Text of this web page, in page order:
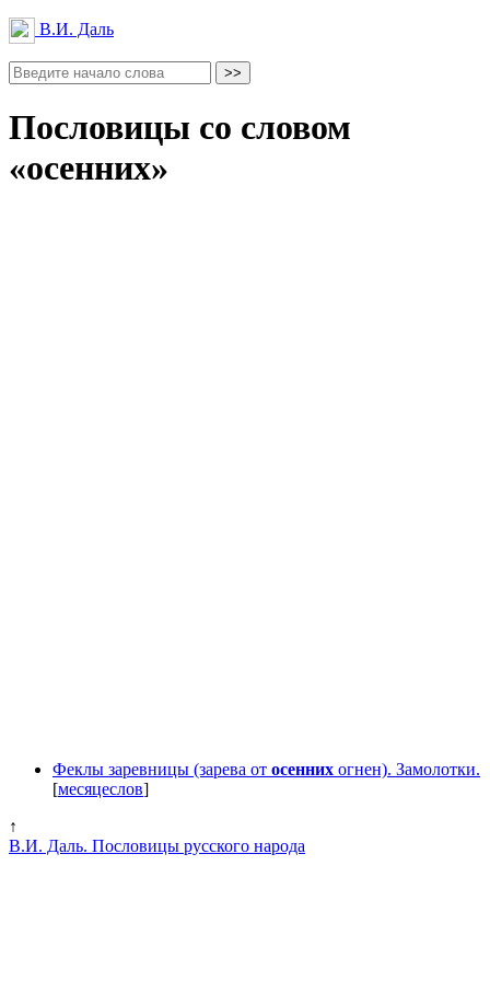
В.И. Даль
Пословицы со словом
«осенних»
Феклы заревницы (зарева от осенних огнен). Замолотки.
[месяцеслов]
↑
В.И. Даль. Пословицы русского народа